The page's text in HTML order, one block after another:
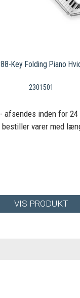
Key Folding Piano
2301501
afsendes inden for
bestiller varer med
VIS PRODUKT